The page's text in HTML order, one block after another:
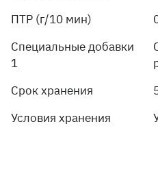
ПТР (г/10 мин)
Специальные добавки
1
Срок хранения
Условия хранения